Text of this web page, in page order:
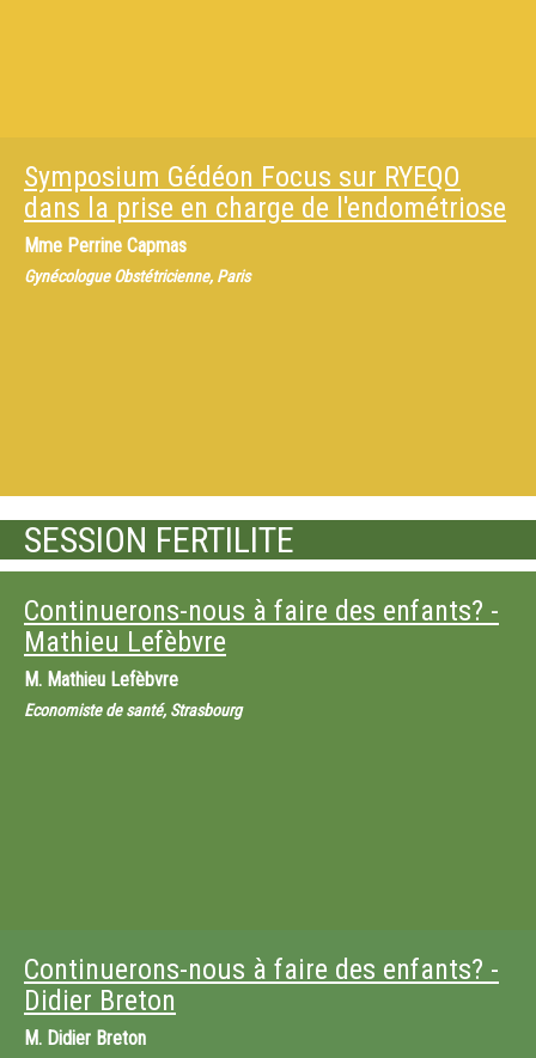
Symposium Gédéon Focus sur RYEQO
dans la prise en charge de l'endométriose
Mme Perrine Capmas
Gynécologue Obstétricienne, Paris
SESSION FERTILITE
Continuerons-nous à faire des enfants? -
Mathieu Lefèbvre
M. Mathieu Lefèbvre
Economiste de santé, Strasbourg
Continuerons-nous à faire des enfants? -
Didier Breton
M. Didier Breton